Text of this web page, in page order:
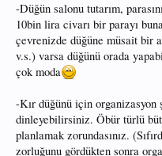
-Düğün salonu tutarım,
10bin lira civarı bir parayı
çevrenizde düğüne müsait bir
v.s.) varsa düğünü orada
çok moda
-Kır düğünü için organizasyon
dinleyebilirsiniz. Öbür türlü
planlamak zorundasınız.
zorluğunu gördükten sonra